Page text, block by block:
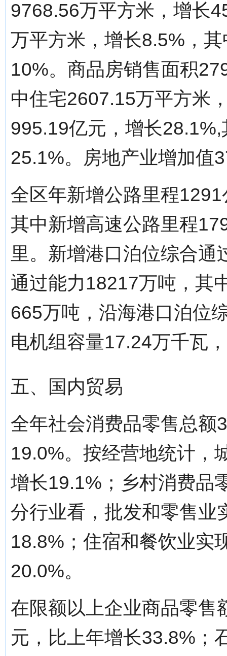
9768.56万平方米，增长
万平方米，增长8.5%，
10%。商品房销售面积
中住宅2607.15万平方米
995.19亿元，增长
25.1%。房地产业增加值
全区年新增公路里程
其中新增高速公路里程
里。新增港口泊位综合
通过能力18217万吨，其
665万吨，沿海港口泊位
电机组容量17.24万千瓦
五、国内贸易
全年社会消费品零售总额
19.0%。按经营地统计，
增长19.1%；乡村消费品
分行业看，批发和零售业
18.8%；住宿和餐饮业实
20.0%。
在限额以上企业商品零售
元，比上年增长33.8%；